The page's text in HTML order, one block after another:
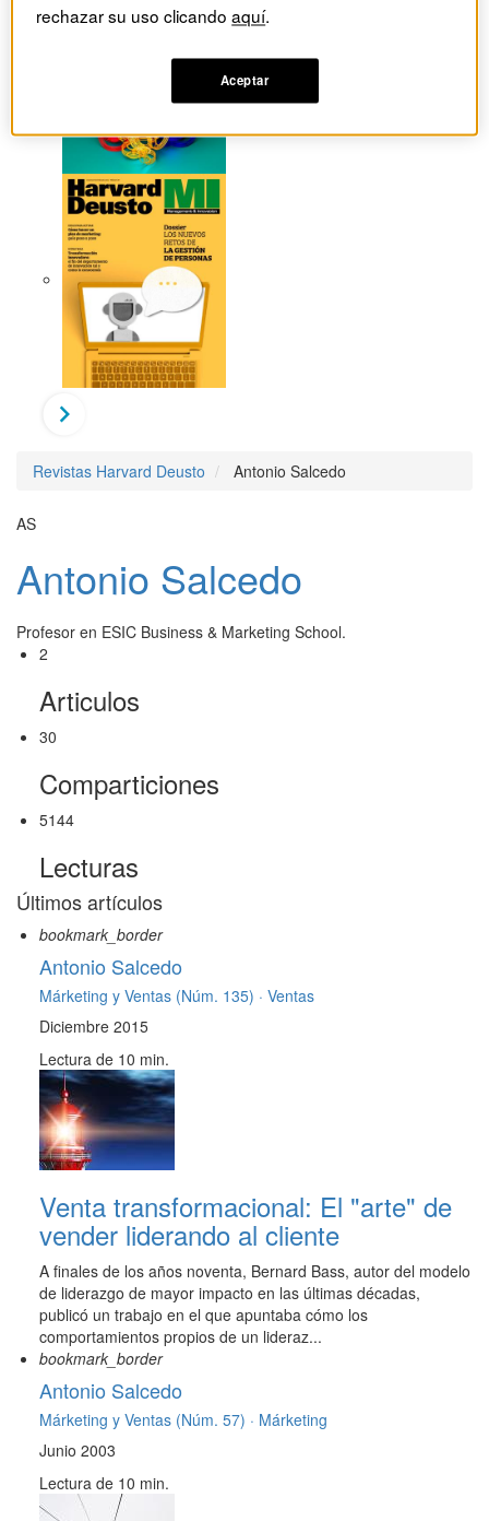
Revistas Harvard Deusto Antonio Salcedo
AS
Antonio Salcedo
Profesor en ESIC Business & Marketing School.
2
Articulos
30
Comparticiones
5144
Lecturas
Últimos artículos
bookmark_border
Antonio Salcedo
Márketing y Ventas (Núm. 135) · Ventas
Diciembre 2015
Lectura de 10 min.
Venta transformacional: El "arte" de
vender liderando al cliente
A finales de los años noventa, Bernard Bass, autor del modelo
de liderazgo de mayor impacto en las últimas décadas,
publicó un trabajo en el que apuntaba cómo los
comportamientos propios de un lideraz...
bookmark_border
Antonio Salcedo
Márketing y Ventas (Núm. 57) · Márketing
Junio 2003
Lectura de 10 min.
rechazar su uso clicandoaquí.
Aceptar